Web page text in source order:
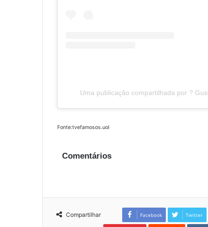
Uma publicação compartilhada por ?
Fonte:tvefamosos.uol
Comentários
Compartilhar Facebook Twitter